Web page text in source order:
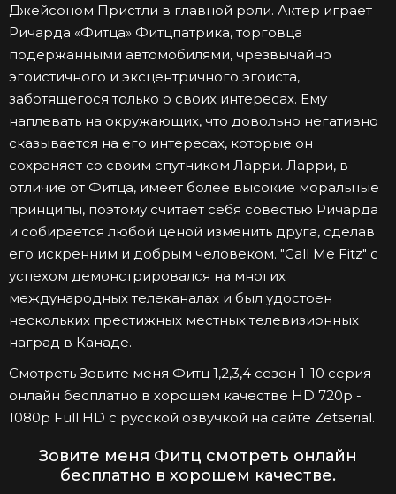
Джейсоном Пристли в главной роли. Актер играет
Ричарда «Фитца» Фитцпатрика, торговца
подержанными автомобилями, чрезвычайно
эгоистичного и эксцентричного эгоиста,
заботящегося только о своих интересах. Ему
наплевать на окружающих, что довольно негативно
сказывается на его интересах, которые он
сохраняет со своим спутником Ларри. Ларри, в
отличие от Фитца, имеет более высокие моральные
принципы, поэтому считает себя совестью Ричарда
и собирается любой ценой изменить друга, сделав
его искренним и добрым человеком. "Call Me Fitz" с
успехом демонстрировался на многих
международных телеканалах и был удостоен
нескольких престижных местных телевизионных
наград в Канаде.
Смотреть Зовите меня Фитц 1,2,3,4 сезон 1-10 серия
онлайн бесплатно в хорошем качестве HD 720p -
1080p Full HD с русской озвучкой на сайте Zetserial.
Зовите меня Фитц смотреть онлайн
бесплатно в хорошем качестве.